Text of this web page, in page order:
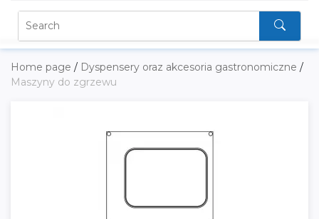
Home page / Dyspensery oraz akcesoria gastronomiczne /
Maszyny do zgrzewu